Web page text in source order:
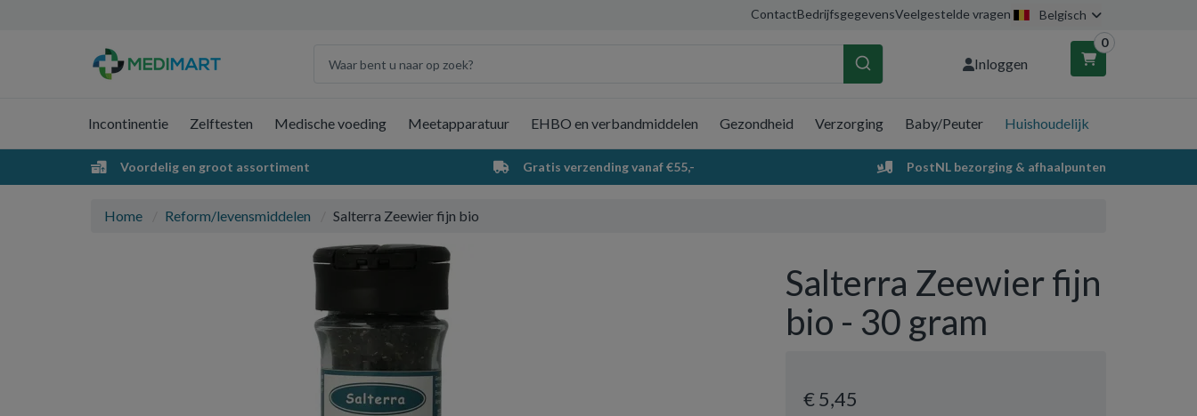
ContactBedrijfsgegevensVeelgestelde vragen Belgisch
Inloggen
0
Winkelwagen
Incontinentie Zelftesten Medische voeding Meetapparatuur EHBO en verbandmiddelen Gezondheid Verzorging Baby/Peuter Huishoudelijk
Voordelig en groot assortiment Gratis verzending vanaf €55,- PostNL bezorging & afhaalpunten
Home Reform/levensmiddelen Salterra Zeewier fijn bio
Salterra Zeewier fijn
bio - 30 gram
€ 5,45